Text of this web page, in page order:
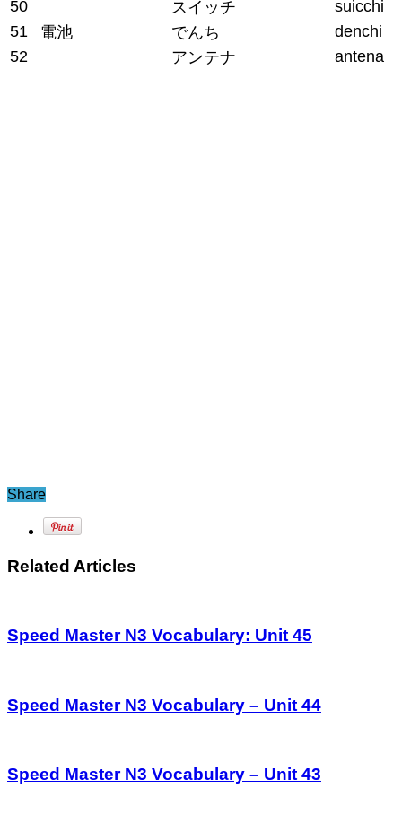
50
スイッチ
suicchi
51
電池 でんち
denchi
52
アンテナ antena
Share
Related Articles
Speed Master N3 Vocabulary: Unit 45
Speed Master N3 Vocabulary – Unit 44
Speed Master N3 Vocabulary – Unit 43